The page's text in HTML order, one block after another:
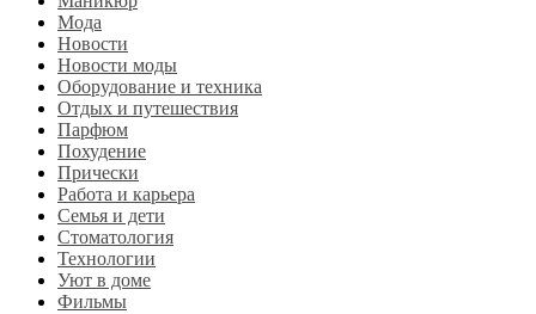
Мода
Новости
Новости моды
Оборудование и техника
Отдых и путешествия
Парфюм
Похудение
Прически
Работа и карьера
Семья и дети
Стоматология
Технологии
Уют в доме
Фильмы